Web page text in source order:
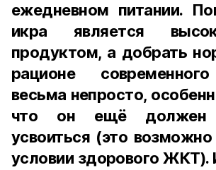
ежедневном питании.
икра является
продуктом, а добрать
рационе
весьма непросто,
что он ещё должен
усвоиться (это
условии здорового ЖКТ).